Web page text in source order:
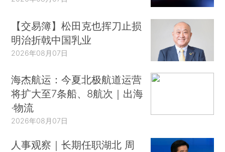
【交易簿】松田克也挥刀止损
明治折戟中国乳业
2026年08月07日
海杰航运：今夏北极航道运营
将扩大至7条船、8航次｜出海
·物流
2026年08月07日
人事观察｜长期任职湖北 周